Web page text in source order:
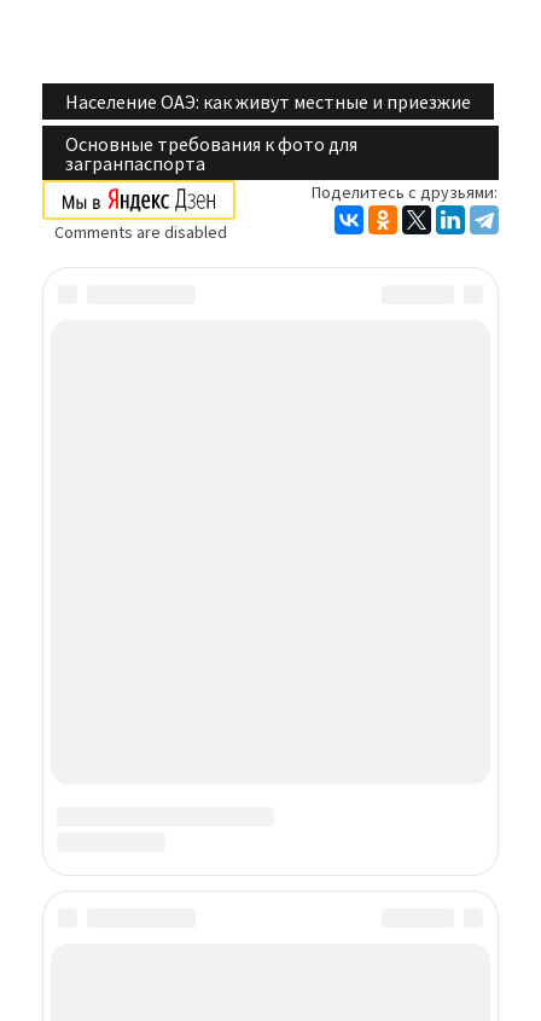
Навигация
по
записям
Население ОАЭ: как живут местные и приезжие
Основные требования к фото для
загранпаспорта
Поделитесь с друзьями:
Comments are disabled